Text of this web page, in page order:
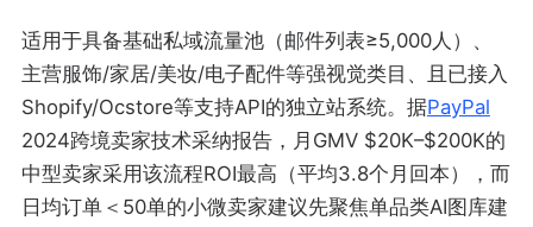
适用于具备基础私域流量池（邮件列表≥5,000人）、
主营服饰/家居/美妆/电子配件等强视觉类目、且已接入
Shopify/Ocstore等支持API的独立站系统。据PayPal
2024跨境卖家技术采纳报告，月GMV $20K–$200K的
中型卖家采用该流程ROI最高（平均3.8个月回本），而
日均订单＜50单的小微卖家建议先聚焦单品类AI图库建